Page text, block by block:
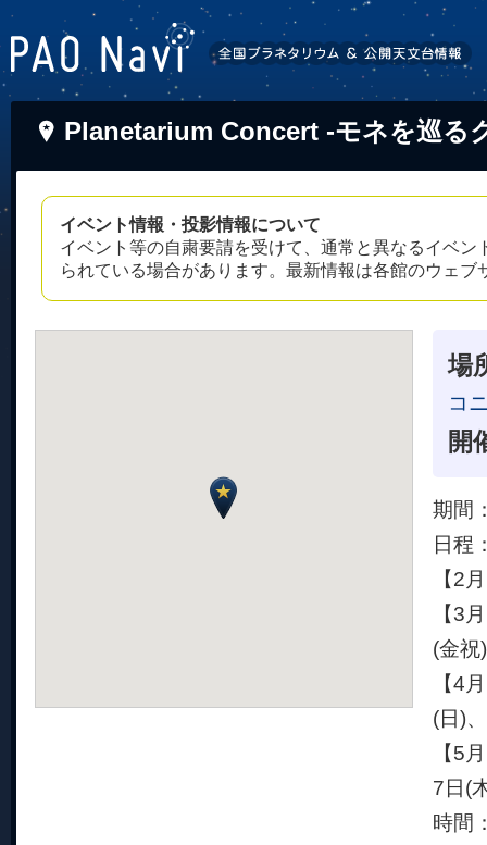
Planetarium Concert -モネを巡る
イベント情報・投影情報について
イベント等の自粛要請を受けて、通常と異なるイベ
られている場合があります。最新情報は各館のウェ
場
コ
開
期間
日程
【2
【3
(金祝
【4
(日)
【5
7日(
時間